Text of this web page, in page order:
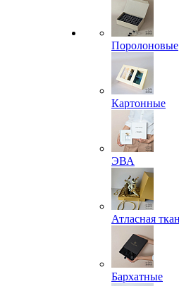
Поролоновые
Картонные
ЭВА
Атласная
Бархатные